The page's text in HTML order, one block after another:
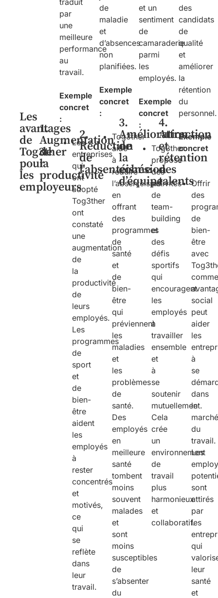
Les
avantages
de
Tog3ther
pour
les
employeurs
1.
Augmentation
de
la
productivité
par
une
meilleure
performance
au
travail.
Exemple
concret
:
Les
entreprises
qui
ont
adopté
Tog3ther
ont
constaté
une
augmentation
de
la
productivité
de
leurs
employés.
Les
programmes
de
sport
et
de
bien-
être
aident
les
employés
à
rester
concentrés
et
motivés,
ce
qui
se
reflète
dans
leur
travail.
2.
Réduction
de
l'absentéisme
de
maladie
et
d’absences
non
planifiées.
Exemple
concret
:
Tog3ther
aide
à
réduire
l’absentéisme
en
offrant
des
programmes
de
santé
et
de
bien-
être
qui
préviennent
les
maladies
et
les
problèmes
de
santé.
Des
employés
en
meilleure
santé
tombent
moins
souvent
malades
et
sont
moins
susceptibles
de
s’absenter
du
3.
Amélioration
de
la
cohésion
d’équipe
et un
sentiment
de
camaraderie
parmi
les
employés.
Exemple
concret
:
Tog3ther
propose
des
activités
de
team-
building
et
des
défis
sportifs
qui
encouragent
les
employés
à
travailler
ensemble
et
à
se
soutenir
mutuellement.
Cela
crée
un
environnement
de
travail
plus
harmonieux
et
collaboratif.
4.
Attraction
et
rétention
des
talents
des
candidats
de
qualité
et
améliorer
la
rétention
du
personnel.
Exemple
concret
:
Offrir
des
de
bien-
être
avec
social
peut
aider
les
à
se
dans
le
du
travail.
Les
sont
attirés
par
les
qui
leur
santé
et